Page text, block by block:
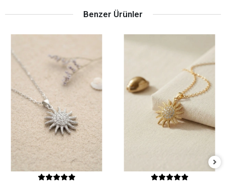
Benzer Ürünler